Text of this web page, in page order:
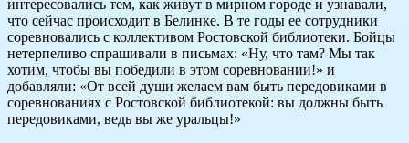
интересовались тем, как живут в мирном городе и узнавали,
что сейчас происходит в Белинке. В те годы ее сотрудники
соревновались с коллективом Ростовской библиотеки. Бойцы
нетерпеливо спрашивали в письмах: «Ну, что там? Мы так
хотим, чтобы вы победили в этом соревновании!» и
добавляли: «От всей души желаем вам быть передовиками в
соревнованиях с Ростовской библиотекой: вы должны быть
передовиками, ведь вы же уральцы!»